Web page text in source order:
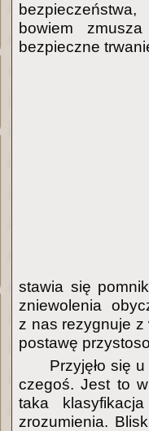
bowiem
bezpieczne
stawia się
zniewolenia
z nas rezygnuje
postawę
Przyjęło się
czegoś. Jest to
taka
zrozumienia.